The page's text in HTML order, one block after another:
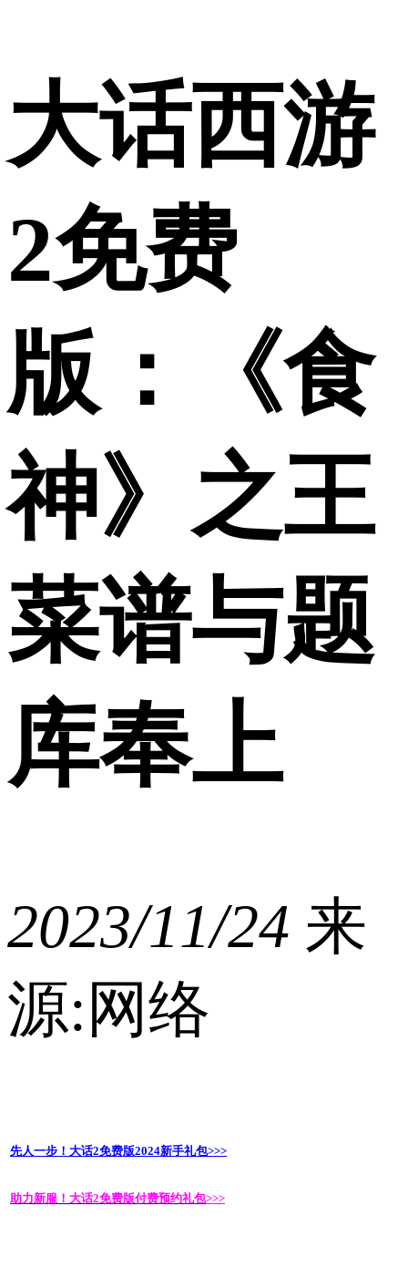
大话西游
2免费
版：《食
神》之王
菜谱与题
库奉上
2023/11/24 来
源:网络
先人一步！大话2免费版2024新手礼包>>>
助力新服！大话2免费版付费预约礼包>>>